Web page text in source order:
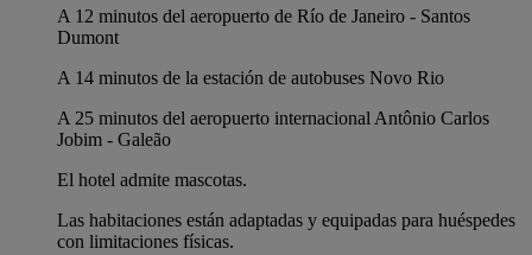
A 12 minutos del aeropuerto de Río de Janeiro - Santos
Dumont
A 14 minutos de la estación de autobuses Novo Rio
A 25 minutos del aeropuerto internacional Antônio Carlos
Jobim - Galeão
El hotel admite mascotas.
Las habitaciones están adaptadas y equipadas para huéspedes
con limitaciones físicas.